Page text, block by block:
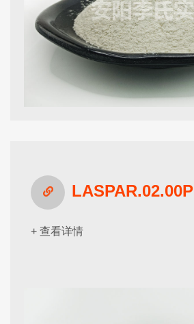
LASPAR.02.00P
+ 查看详情